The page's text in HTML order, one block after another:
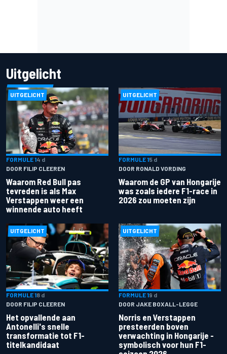
Uitgelicht
UITGELICHT
FORMULE 14 d
DOOR FILIP CLEEREN
Waarom Red Bull pas
tevreden is als Max
Verstappen weer een
winnende auto heeft
UITGELICHT
FORMULE 15 d
DOOR RONALD VORDING
Waarom de GP van Hongarije
was zoals iedere F1-race in
2026 zou moeten zijn
UITGELICHT
FORMULE 18 d
DOOR FILIP CLEEREN
Het opvallende aan
Antonelli's snelle
transformatie tot F1-
titelkandidaat
UITGELICHT
FORMULE 19 d
DOOR JAKE BOXALL-LEGGE
Norris en Verstappen
presteerden boven
verwachting in Hongarije -
symbolisch voor hun F1-